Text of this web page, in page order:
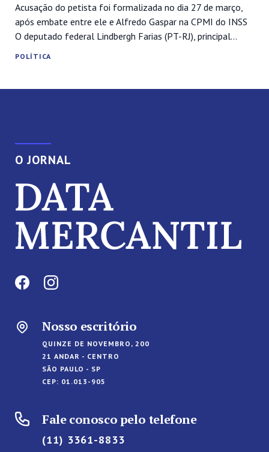
Acusação do petista foi formalizada no dia 27 de março,
após embate entre ele e Alfredo Gaspar na CPMI do INSS
O deputado federal Lindbergh Farias (PT-RJ), principal
autor da denúncia de estupro de vulnerável contra o
POLÍTICA
O JORNAL
Nosso escritório
QUINZE DE NOVEMBRO, 200
21 ANDAR - CENTRO
SÃO PAULO - SP
CEP: 01.013-905
Fale conosco pelo telefone
(11) 3361-8833